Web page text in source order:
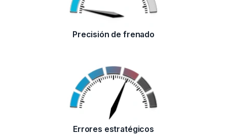
Precisión de frenado
Errores estratégicos